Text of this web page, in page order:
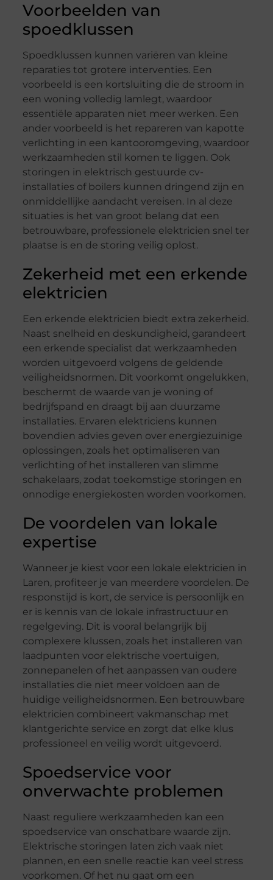
Voorbeelden van
spoedklussen
Spoedklussen kunnen variëren van kleine
reparaties tot grotere interventies. Een
voorbeeld is een kortsluiting die de stroom in
een woning volledig lamlegt, waardoor
essentiële apparaten niet meer werken. Een
ander voorbeeld is het repareren van kapotte
verlichting in een kantooromgeving, waardoor
werkzaamheden stil komen te liggen. Ook
storingen in elektrisch gestuurde cv-
installaties of boilers kunnen dringend zijn en
onmiddellijke aandacht vereisen. In al deze
situaties is het van groot belang dat een
betrouwbare, professionele elektricien snel ter
plaatse is en de storing veilig oplost.
Zekerheid met een erkende
elektricien
Een erkende elektricien biedt extra zekerheid.
Naast snelheid en deskundigheid, garandeert
een erkende specialist dat werkzaamheden
worden uitgevoerd volgens de geldende
veiligheidsnormen. Dit voorkomt ongelukken,
beschermt de waarde van je woning of
bedrijfspand en draagt bij aan duurzame
installaties. Ervaren elektriciens kunnen
bovendien advies geven over energiezuinige
oplossingen, zoals het optimaliseren van
verlichting of het installeren van slimme
schakelaars, zodat toekomstige storingen en
onnodige energiekosten worden voorkomen.
De voordelen van lokale
expertise
Wanneer je kiest voor een lokale elektricien in
Laren, profiteer je van meerdere voordelen. De
responstijd is kort, de service is persoonlijk en
er is kennis van de lokale infrastructuur en
regelgeving. Dit is vooral belangrijk bij
complexere klussen, zoals het installeren van
laadpunten voor elektrische voertuigen,
zonnepanelen of het aanpassen van oudere
installaties die niet meer voldoen aan de
huidige veiligheidsnormen. Een betrouwbare
elektricien combineert vakmanschap met
klantgerichte service en zorgt dat elke klus
professioneel en veilig wordt uitgevoerd.
Spoedservice voor
onverwachte problemen
Naast reguliere werkzaamheden kan een
spoedservice van onschatbare waarde zijn.
Elektrische storingen laten zich vaak niet
plannen, en een snelle reactie kan veel stress
voorkomen. Of het nu gaat om een